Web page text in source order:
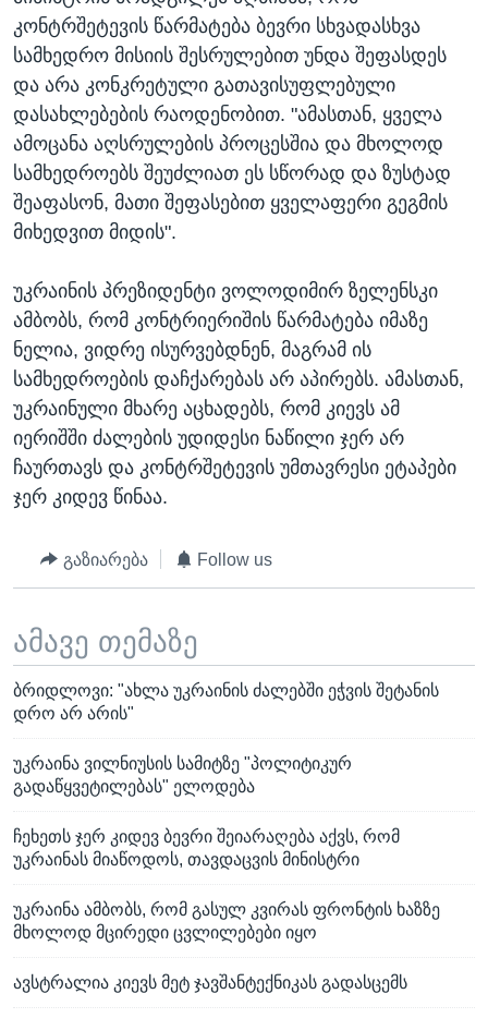
კონტრშეტევის წარმატება ბევრი სხვადასხვა
სამხედრო მისიის შესრულებით უნდა შეფასდეს
და არა კონკრეტული გათავისუფლებული
დასახლებების რაოდენობით. "ამასთან, ყველა
ამოცანა აღსრულების პროცესშია და მხოლოდ
სამხედროებს შეუძლიათ ეს სწორად და ზუსტად
შეაფასონ, მათი შეფასებით ყველაფერი გეგმის
მიხედვით მიდის".
უკრაინის პრეზიდენტი ვოლოდიმირ ზელენსკი
ამბობს, რომ კონტრიერიშის წარმატება იმაზე
ნელია, ვიდრე ისურვებდნენ, მაგრამ ის
სამხედროების დაჩქარებას არ აპირებს. ამასთან,
უკრაინული მხარე აცხადებს, რომ კიევს ამ
იერიშში ძალების უდიდესი ნაწილი ჯერ არ
ჩაურთავს და კონტრშეტევის უმთავრესი ეტაპები
ჯერ კიდევ წინაა.
გაზიარება Follow us
ამავე თემაზე
ბრიდლოვი: "ახლა უკრაინის ძალებში ეჭვის შეტანის
დრო არ არის"
უკრაინა ვილნიუსის სამიტზე "პოლიტიკურ
გადაწყვეტილებას" ელოდება
ჩეხეთს ჯერ კიდევ ბევრი შეიარაღება აქვს, რომ
უკრაინას მიაწოდოს, თავდაცვის მინისტრი
უკრაინა ამბობს, რომ გასულ კვირას ფრონტის ხაზზე
მხოლოდ მცირედი ცვლილებები იყო
ავსტრალია კიევს მეტ ჯავშანტექნიკას გადასცემს